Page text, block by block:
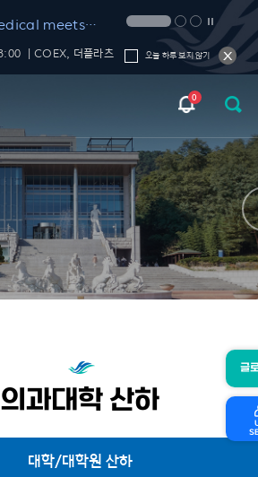
'한림 AI 교육 포털' OPEN
AI 서비스, 교육 프로그램, 활용 가이드, 커뮤니티를 한 곳에서!
생
서
오늘 하루 보지 않기
0
글
의과대학 산하
대학/대학원 산하